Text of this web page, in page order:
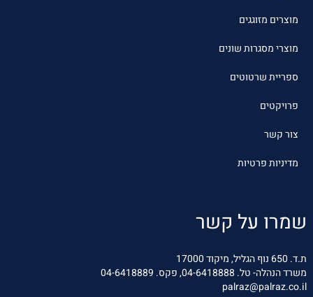
מוצרים מזוגגים
מוצרי מסגרות שונים
ספריית שרטוטים
פרויקטים
צור קשר
מדיניות פרטיות
שמרו על קשר
ת.ד. 650 נוף הגליל, מיקוד 17000
משרד הנהלה- טל. 04-6418888, פקס. 04-6418889
palraz@palraz.co.il